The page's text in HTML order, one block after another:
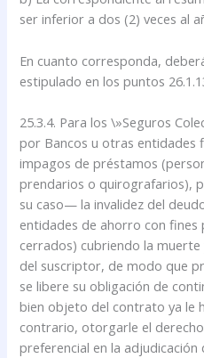
ser inferior a dos (2) veces al
En cuanto corresponda,
estipulado en los puntos
25.3.4. Para los \»Seguros
por Bancos u otras entidades
impagos de préstamos
prendarios o quirografarios),
su caso— la invalidez del
entidades de ahorro con
cerrados) cubriendo la
del suscriptor, de modo que
se libere su obligación de
bien objeto del contrato ya le
contrario, otorgarle el
preferencial en la